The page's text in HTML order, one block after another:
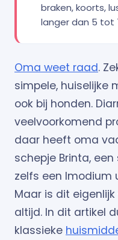
braken, koorts,
langer dan 5 tot
Oma weet raad.
simpele, huiselijke
ook bij honden.
veelvoorkomend
daar heeft oma
schepje Brinta,
zelfs een Imodium
Maar is dit
altijd. In dit artikel
klassieke